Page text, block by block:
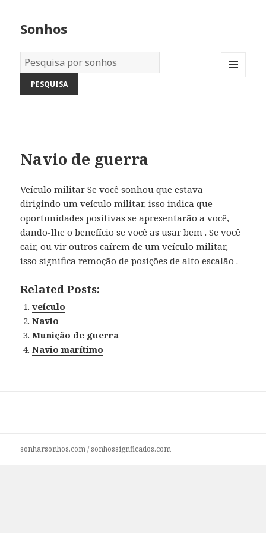
Sonhos
Dicionário
dos
Sonhos:
Navio de guerra
Veículo militar Se você sonhou que estava
dirigindo um veículo militar, isso indica que
oportunidades positivas se apresentarão a você,
dando-lhe o benefício se você as usar bem . Se você
cair, ou vir outros caírem de um veículo militar,
isso significa remoção de posições de alto escalão .
Related Posts:
veículo
Navio
Munição de guerra
Navio marítimo
sonharsonhos.com/sonhossignficados.com